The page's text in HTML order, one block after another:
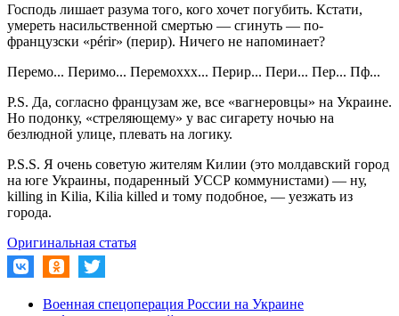
Господь лишает разума того, кого хочет погубить. Кстати,
умереть насильственной смертью — сгинуть — по-
французски «périr» (перир). Ничего не напоминает?
Перемо... Перимо... Перемоххх... Перир... Пери... Пер... Пф...
P.S. Да, согласно французам же, все «вагнеровцы» на Украине.
Но подонку, «стреляющему» у вас сигарету ночью на
безлюдной улице, плевать на логику.
P.S.S. Я очень советую жителям Килии (это молдавский город
на юге Украины, подаренный УССР коммунистами) — ну,
killing in Kilia, Kilia killed и тому подобное, — уезжать из
города.
Оригинальная статья
Военная спецоперация России на Украине